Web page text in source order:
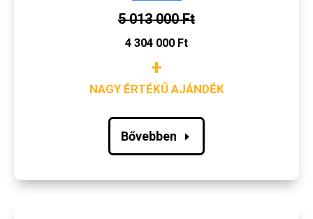
5 013 000 Ft
4 304 000 Ft
+
NAGY ÉRTÉKŰ AJÁNDÉK
Bővebben